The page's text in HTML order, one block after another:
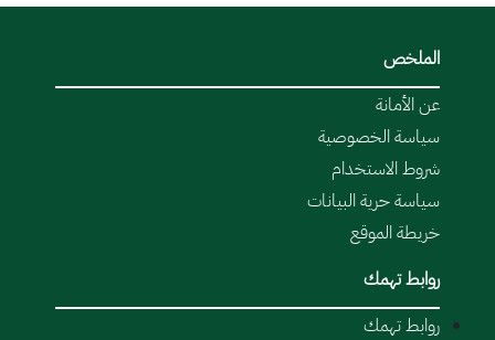
الملخص
عن الأمانة
سياسة الخصوصية
شروط الاستخدام
سياسة حرية البيانات
خريطة الموقع
روابط تهمك
روابط تهمك